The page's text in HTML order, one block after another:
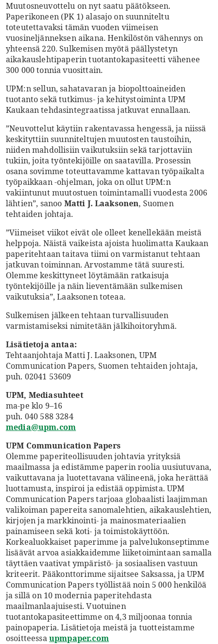
Muutosneuvottelu on nyt saatu päätökseen.
Paperikoneen (PK 1) alasajo on suunniteltu
toteutettavaksi tämän vuoden viimeisen
vuosineljänneksen aikana. Henkilöstön vähennys on
yhteensä 220. Sulkemisen myötä päällystetyn
aikakauslehtipaperin tuotantokapasiteetti vähenee
300 000 tonnia vuosittain.
UPM:n sellun, sahatavaran ja biopolttoaineiden
tuotanto sekä tutkimus- ja kehitystoiminta UPM
Kaukaan tehdasintegraatissa jatkuvat ennallaan.
”Neuvottelut käytiin rakentavassa hengessä, ja niissä
keskityttiin suunniteltujen muutosten taustoihin,
niiden mahdollisiin vaikutuksiin sekä tarjottaviin
tukiin, joita työntekijöille on saatavilla. Prosessin
osana sovimme toteuttavamme kattavan työpaikalta
työpaikkaan -ohjelman, joka on ollut UPM:n
vakiintunut muutostuen toimintamalli vuodesta 2006
lähtien”, sanoo Matti J. Laaksonen, Suomen
tehtaiden johtaja.
”Viimeiset viikot eivät ole olleet kenellekään meistä
helppoja. Näistä vaikeista ajoista huolimatta Kaukaan
paperitehtaan taitava tiimi on varmistanut tehtaan
jatkuvan toiminnan. Arvostamme tätä suuresti.
Olemme keskittyneet löytämään ratkaisuja
työntekijöille ja näin lieventämään sulkemisen
vaikutuksia”, Laaksonen toteaa.
Sulkemisen jälkeen tehtaan turvallisuuden
varmistamiseksi nimitetään jälkihoitoryhmä.
Lisätietoja antaa:
Tehtaanjohtaja Matti J. Laaksonen, UPM
Communication Papers, Suomen tehtaiden johtaja,
puh. 02041 53609
UPM, Mediasuhteet
ma-pe klo 9–16
puh. 040 588 3284
media@upm.com
UPM Communication Papers
Olemme paperiteollisuuden johtavia yrityksiä
maailmassa ja edistämme paperin roolia uusiutuvana,
vaikuttavana ja luotettavana välineenä, joka herättää
luottamusta, inspiroi ja edistää oppimista. UPM
Communication Papers tarjoaa globaalisti laajimman
valikoiman papereita sanomalehtien, aikakauslehtien,
kirjojen ja markkinointi- ja mainosmateriaalien
painamiseen sekä koti- ja toimistokäyttöön.
Korkealuokkaiset paperimme ja palvelukonseptimme
lisäävät arvoa asiakkaidemme liiketoimintaan samalla
täyttäen vaativat ympäristö- ja sosiaalisen vastuun
kriteerit. Pääkonttorimme sijaitsee Saksassa, ja UPM
Communication Papers työllistää noin 5 000 henkilöä
ja sillä on 10 modernia paperitehdasta
maailmanlaajuisesti. Vuotuinen
tuotantokapasiteettimme on 4,3 miljoonaa tonnia
painopaperia. Lisätietoja meistä ja tuotteistamme
osoitteessaupmpaper.com